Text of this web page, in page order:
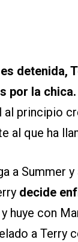
detenida,
por la chica.
al principio
al que ha
a Summer
decide
huye con
a Terry